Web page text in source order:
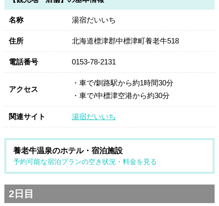
名称 湯宿だいいち
住所 北海道標津郡中標津町養老牛518
電話番号 0153-78-2131
アクセス
・車で/釧路駅から約1時間30分
・車で/中標津空港から約30分
関連サイト 湯宿だいいち
養老牛温泉のホテル・宿泊施設
予約可能な宿泊プランの空き状況・料金を見る
2日目